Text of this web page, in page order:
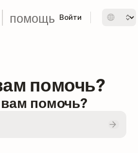
помощь Войти
помочь?
помочь?